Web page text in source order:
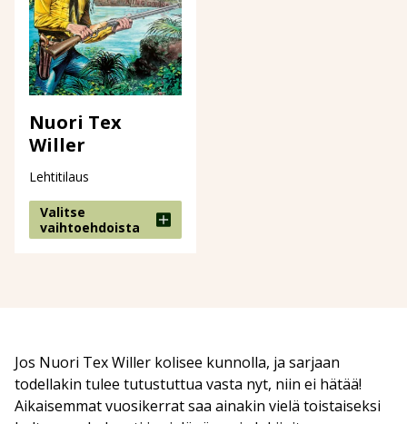
Nuori Tex
Willer
Lehtitilaus
Valitse
vaihtoehdoista
Jos Nuori Tex Willer kolisee kunnolla, ja sarjaan
todellakin tulee tutustuttua vasta nyt, niin ei hätää!
Aikaisemmat vuosikerrat saa ainakin vielä toistaiseksi